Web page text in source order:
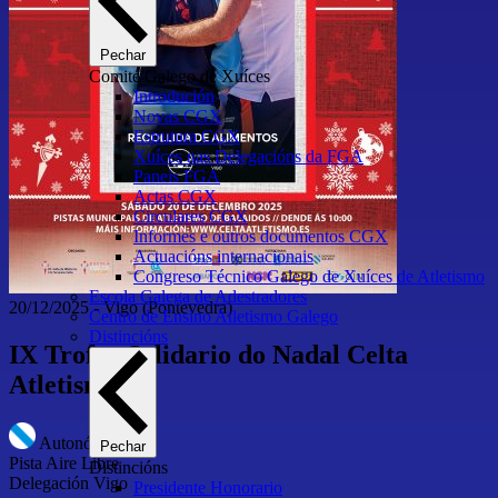
Pechar
Comité Galego de Xuíces
Introdución
Novas CGX
Estrutura CGX
Xuíces nas Delegacións da FGA
Paneis FGA
Actas CGX
Circulares CGX
Informes e outros documentos CGX
Actuacións internacionais
Congreso Técnico Galego de Xuíces de Atletismo
Escola Galega de Adestradores
Centro de Ensino Atletismo Galego
Distincións
Pechar
Distincións
Presidente Honorario
20/12/2025-Vigo(Pontevedra)
IX Trofeo Solidario do Nadal Celta
Atletismo
Autonómico
Pista Aire Libre
Delegación Vigo